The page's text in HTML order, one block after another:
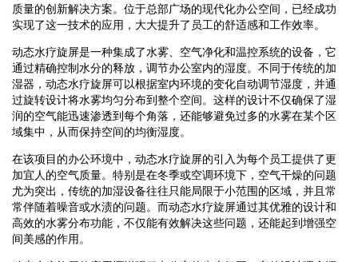
质量的创新解决方案。位于总部广场的现代化办公空间，已经成功
实现了这一技术的应用，大大提升了员工的舒适感和工作效率。
动态水疗旋屏是一种集成了水雾、空气净化和温控系统的设备，它
通过精确控制水分的释放，调节办公室内的湿度。不同于传统的加
湿器，动态水疗旋屏可以根据室内环境的变化自动调节湿度，并通
过旋转设计将水雾均匀分布到整个空间。这样的设计不仅确保了湿
润的空气能迅速渗透到每个角落，还能够避免过多的水雾在某个区
域集中，从而保持空间的均衡湿度。
在该项目的办公环境中，动态水疗旋屏的引入为每个员工提供了更
加宜人的空气质量。特别是在冬季或空调环境下，空气干燥的问题
尤为突出，传统的加湿设备往往只能局限于小范围的区域，并且常
常伴随着噪音或水渍的问题。而动态水疗旋屏通过其优雅的设计和
高效的水雾分布功能，不仅能有效解决这些问题，还能起到增强空
间美感的作用。